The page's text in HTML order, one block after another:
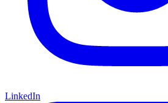
LinkedIn